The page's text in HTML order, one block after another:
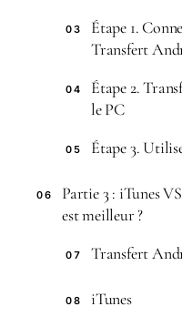
03
Étape 1.
Transfert
04
Étape 2.
le PC
05 Étape 3.
06
Partie 3 : iTunes
est meilleur ?
07 Transfert
08 iTunes